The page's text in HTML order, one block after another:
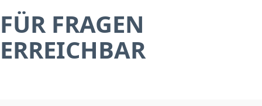
FÜR FRAGEN
ERREICHBAR